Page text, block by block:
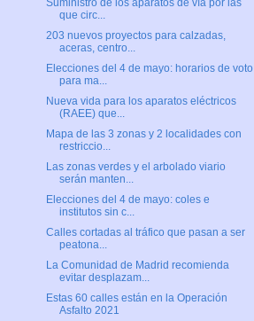
Suministro de los aparatos de vía por las
que circ...
203 nuevos proyectos para calzadas,
aceras, centro...
Elecciones del 4 de mayo: horarios de voto
para ma...
Nueva vida para los aparatos eléctricos
(RAEE) que...
Mapa de las 3 zonas y 2 localidades con
restriccio...
Las zonas verdes y el arbolado viario
serán manten...
Elecciones del 4 de mayo: coles e
institutos sin c...
Calles cortadas al tráfico que pasan a ser
peatona...
La Comunidad de Madrid recomienda
evitar desplazam...
Estas 60 calles están en la Operación
Asfalto 2021